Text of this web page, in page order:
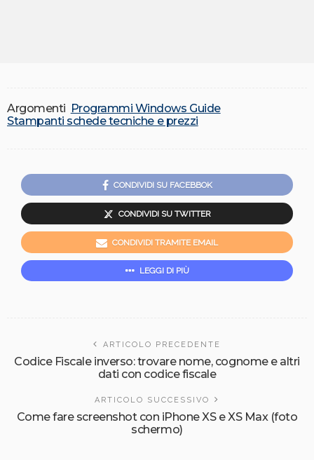
Argomenti Programmi Windows Guide
Stampanti schede tecniche e prezzi
CONDIVIDI SU FACEBBOK
CONDIVIDI SU TWITTER
CONDIVIDI TRAMITE EMAIL
LEGGI DI PIÙ
ARTICOLO PRECEDENTE
Codice Fiscale inverso: trovare nome, cognome e altri
dati con codice fiscale
ARTICOLO SUCCESSIVO
Come fare screenshot con iPhone XS e XS Max (foto
schermo)